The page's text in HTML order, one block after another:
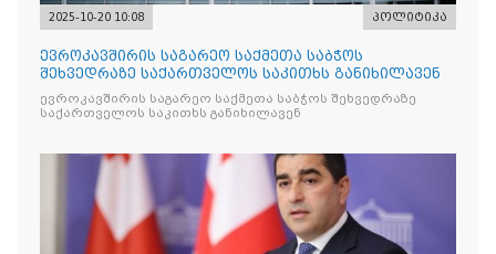
2025-10-20 10:08 პოლიტიკა
ევროკავშირის საგარეო საქმეთა საბჭოს
შეხვედრაზე საქართველოს საკითხს განიხილავენ
ევროკავშირის საგარეო საქმეთა საბჭოს შეხვედრაზე
საქართველოს საკითხს განიხილავენ